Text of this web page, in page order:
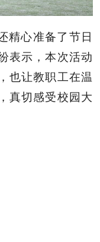
精心准备了节日
表示，本次活动
也让教职工在温
真切感受校园大